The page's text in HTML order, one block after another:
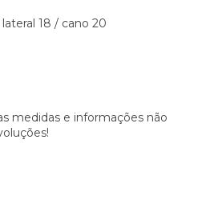
18 / cano 20
medidas e informações não